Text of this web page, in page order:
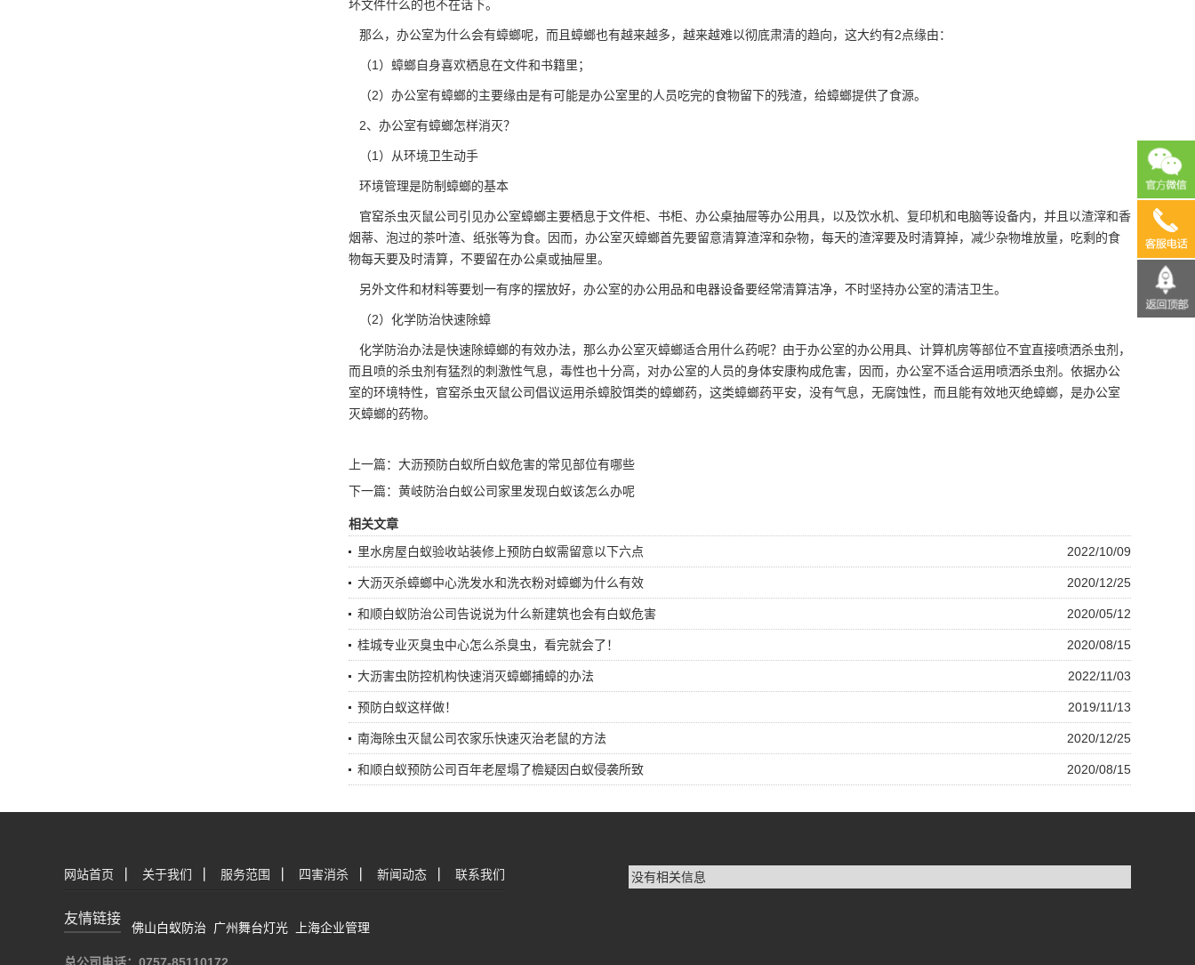
坏文件什么的也不在话下。
那么，办公室为什么会有蟑螂呢，而且蟑螂也有越来越多，越来越难以彻底肃清的趋向，这大约有2点缘由：
（1）蟑螂自身喜欢栖息在文件和书籍里；
（2）办公室有蟑螂的主要缘由是有可能是办公室里的人员吃完的食物留下的残渣，给蟑螂提供了食源。
2、办公室有蟑螂怎样消灭？
（1）从环境卫生动手
环境管理是防制蟑螂的基本
官窑杀虫灭鼠公司引见办公室蟑螂主要栖息于文件柜、书柜、办公桌抽屉等办公用具，以及饮水机、复印机和电脑等设备内，并且以渣滓和香
烟蒂、泡过的茶叶渣、纸张等为食。因而，办公室灭蟑螂首先要留意清算渣滓和杂物，每天的渣滓要及时清算掉，减少杂物堆放量，吃剩的食
物每天要及时清算，不要留在办公桌或抽屉里。
另外文件和材料等要划一有序的摆放好，办公室的办公用品和电器设备要经常清算洁净，不时坚持办公室的清洁卫生。
（2）化学防治快速除蟑
化学防治办法是快速除蟑螂的有效办法，那么办公室灭蟑螂适合用什么药呢？由于办公室的办公用具、计算机房等部位不宜直接喷洒杀虫剂，
而且喷的杀虫剂有猛烈的刺激性气息，毒性也十分高，对办公室的人员的身体安康构成危害，因而，办公室不适合运用喷洒杀虫剂。依据办公
室的环境特性，官窑杀虫灭鼠公司倡议运用杀蟑胶饵类的蟑螂药，这类蟑螂药平安，没有气息，无腐蚀性，而且能有效地灭绝蟑螂，是办公室
灭蟑螂的药物。
上一篇： 大沥预防白蚁所白蚁危害的常见部位有哪些
下一篇： 黄岐防治白蚁公司家里发现白蚁该怎么办呢
相关文章
2022/10/09
里水房屋白蚁验收站装修上预防白蚁需留意以下六点
2020/12/25
大沥灭杀蟑螂中心洗发水和洗衣粉对蟑螂为什么有效
2020/05/12
和顺白蚁防治公司告说说为什么新建筑也会有白蚁危害
2020/08/15
桂城专业灭臭虫中心怎么杀臭虫，看完就会了！
2022/11/03
大沥害虫防控机构快速消灭蟑螂捕蟑的办法
2019/11/13
预防白蚁这样做！
2020/12/25
南海除虫灭鼠公司农家乐快速灭治老鼠的方法
2020/08/15
和顺白蚁预防公司百年老屋塌了檐疑因白蚁侵袭所致
网站首页 关于我们 服务范围 四害消杀 新闻动态 联系我们
友情链接
佛山白蚁防治 广州舞台灯光 上海企业管理
没有相关信息